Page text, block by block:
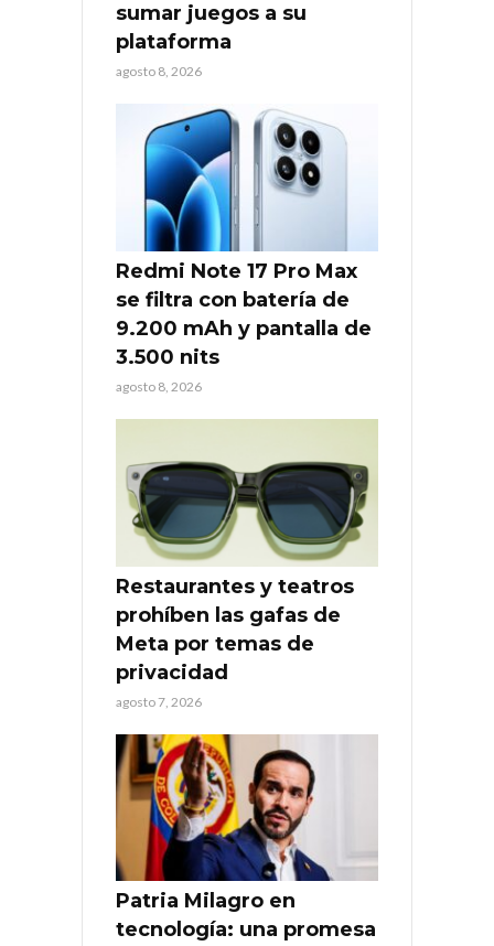
sumar juegos a su
plataforma
agosto 8, 2026
Redmi Note 17 Pro Max
se filtra con batería de
9.200 mAh y pantalla de
3.500 nits
agosto 8, 2026
Restaurantes y teatros
prohíben las gafas de
Meta por temas de
privacidad
agosto 7, 2026
Patria Milagro en
tecnología: una promesa